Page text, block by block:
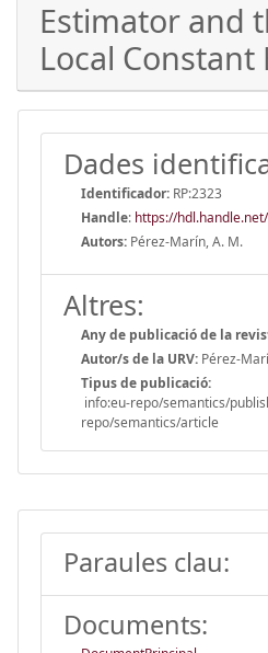
Estimator and
Local
Dades
Identificador: RP:2323
Handle: https://
Autors: Pérez-Marín, A. M.
Altres:
Any de publicació de la
Autor/s de la URV: Pérez-
Tipus de publicació:
info:eu-repo/semantics/
repo/semantics/article
Paraules clau:
Documents: